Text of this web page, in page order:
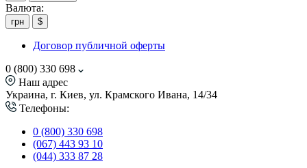
Валюта:
грн $
Договор публичной оферты
0 (800) 330 698
Наш адрес
Украина, г. Киев, ул. Крамского Ивана, 14/34
Телефоны:
0 (800) 330 698
(067) 443 93 10
(044) 333 87 28